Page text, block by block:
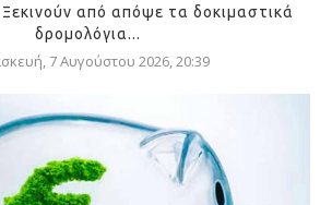
Ξεκινούν από απόψε τα δοκιμαστικά
δρομολόγια...
7 Αυγούστου 2026, 20:39